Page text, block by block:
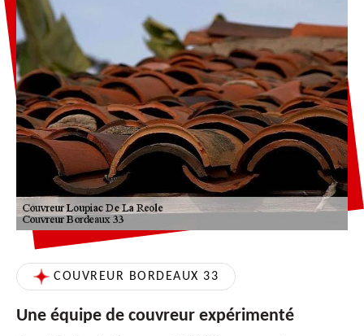
COUVREUR BORDEAUX 33
Une équipe de couvreur expérimenté